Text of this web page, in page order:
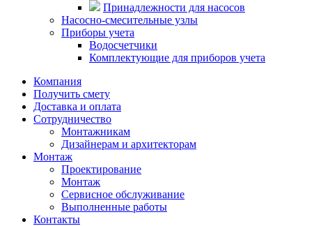
Принадлежности для насосов
Насосно-смесительные узлы
Приборы учета
Водосчетчики
Комплектующие для приборов учета
Компания
Получить смету
Доставка и оплата
Сотрудничество
Монтажникам
Дизайнерам и архитекторам
Монтаж
Проектирование
Монтаж
Сервисное обслуживание
Выполненные работы
Контакты